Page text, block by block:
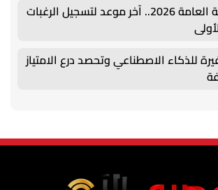
تنسيق الثانوية العامة 2026.. آخر موعد لتسجيل الرغبات
للذكاء الاصطناعي وتحصد درع الامتياز